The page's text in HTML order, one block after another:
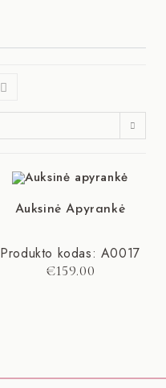
Auksinė Apyrankė
Produkto kodas: A0017
€159.00